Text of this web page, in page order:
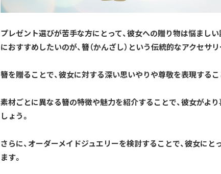
プレゼント選びが苦手な方にとって、彼女への贈り物は悩ましい
におすすめしたいのが、簪（かんざし）という伝統的なアクセサリ
簪を贈ることで、彼女に対する深い思いやりや尊敬を表現するこ
素材ごとに異なる簪の特徴や魅力を紹介することで、彼女がよ
しょう。
さらに、オーダーメイドジュエリーを検討することで、彼女に
ます。